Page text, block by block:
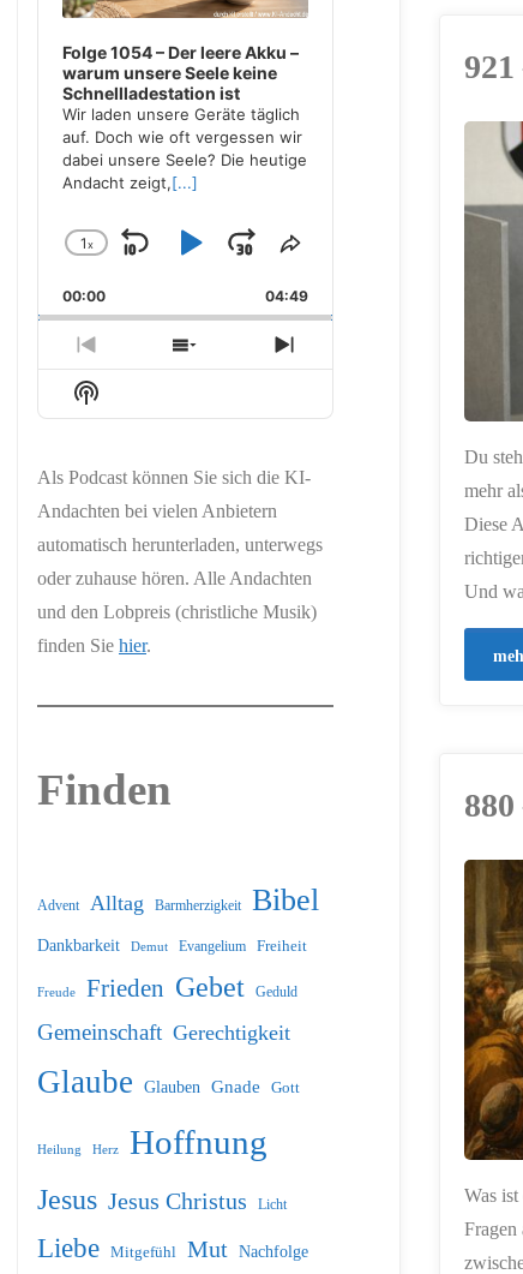
Du
mehr
Diese
Und
Was
Fragen
Folge 1054 – Der leere Akku –
warum unsere Seele keine
Schnellladestation ist
Wir laden unsere Geräte täglich
auf. Doch wie oft vergessen wir
dabei unsere Seele? Die heutige
Andacht zeigt,[...]
Change
Rate
1x
Skip
Backward
Play
Pause
Jump
Forward
Share
Episode
00:00 04:49
Previous
Episode
Show
Episodes
Next
Episode
Show
Podcast
Als Podcast können Sie sich die KI-
Andachten bei vielen Anbietern
automatisch herunterladen, unterwegs
oder zuhause hören. Alle Andachten
und den Lobpreis (christliche Musik)
finden Sie hier.
Finden
Advent Alltag Barmherzigkeit Bibel
Dankbarkeit Demut Evangelium Freiheit
Freude Frieden Gebet Geduld
Gemeinschaft Gerechtigkeit
Glaube Glauben Gnade Gott
Heilung Herz Hoffnung
Jesus Jesus Christus Licht
Liebe Mitgefühl Mut Nachfolge